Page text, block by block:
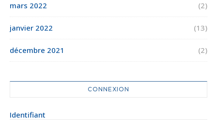
mars 2022 (2)
janvier 2022 (13)
décembre 2021 (2)
CONNEXION
Identifiant